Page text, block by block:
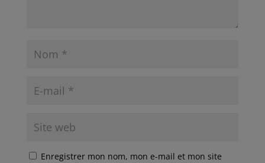
Enregistrer mon nom, mon e-mail et mon site